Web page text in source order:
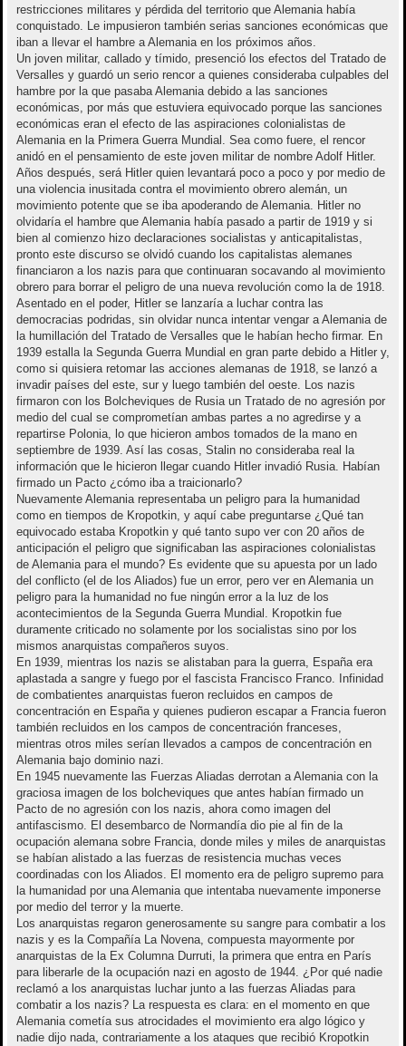
restricciones militares y pérdida del territorio que Alemania había
conquistado. Le impusieron también serias sanciones económicas que
iban a llevar el hambre a Alemania en los próximos años.
Un joven militar, callado y tímido, presenció los efectos del Tratado de
Versalles y guardó un serio rencor a quienes consideraba culpables del
hambre por la que pasaba Alemania debido a las sanciones
económicas, por más que estuviera equivocado porque las sanciones
económicas eran el efecto de las aspiraciones colonialistas de
Alemania en la Primera Guerra Mundial. Sea como fuere, el rencor
anidó en el pensamiento de este joven militar de nombre Adolf Hitler.
Años después, será Hitler quien levantará poco a poco y por medio de
una violencia inusitada contra el movimiento obrero alemán, un
movimiento potente que se iba apoderando de Alemania. Hitler no
olvidaría el hambre que Alemania había pasado a partir de 1919 y si
bien al comienzo hizo declaraciones socialistas y anticapitalistas,
pronto este discurso se olvidó cuando los capitalistas alemanes
financiaron a los nazis para que continuaran socavando al movimiento
obrero para borrar el peligro de una nueva revolución como la de 1918.
Asentado en el poder, Hitler se lanzaría a luchar contra las
democracias podridas, sin olvidar nunca intentar vengar a Alemania de
la humillación del Tratado de Versalles que le habían hecho firmar. En
1939 estalla la Segunda Guerra Mundial en gran parte debido a Hitler y,
como si quisiera retomar las acciones alemanas de 1918, se lanzó a
invadir países del este, sur y luego también del oeste. Los nazis
firmaron con los Bolcheviques de Rusia un Tratado de no agresión por
medio del cual se comprometían ambas partes a no agredirse y a
repartirse Polonia, lo que hicieron ambos tomados de la mano en
septiembre de 1939. Así las cosas, Stalin no consideraba real la
información que le hicieron llegar cuando Hitler invadió Rusia. Habían
firmado un Pacto ¿cómo iba a traicionarlo?
Nuevamente Alemania representaba un peligro para la humanidad
como en tiempos de Kropotkin, y aquí cabe preguntarse ¿Qué tan
equivocado estaba Kropotkin y qué tanto supo ver con 20 años de
anticipación el peligro que significaban las aspiraciones colonialistas
de Alemania para el mundo? Es evidente que su apuesta por un lado
del conflicto (el de los Aliados) fue un error, pero ver en Alemania un
peligro para la humanidad no fue ningún error a la luz de los
acontecimientos de la Segunda Guerra Mundial. Kropotkin fue
duramente criticado no solamente por los socialistas sino por los
mismos anarquistas compañeros suyos.
En 1939, mientras los nazis se alistaban para la guerra, España era
aplastada a sangre y fuego por el fascista Francisco Franco. Infinidad
de combatientes anarquistas fueron recluidos en campos de
concentración en España y quienes pudieron escapar a Francia fueron
también recluidos en los campos de concentración franceses,
mientras otros miles serían llevados a campos de concentración en
Alemania bajo dominio nazi.
En 1945 nuevamente las Fuerzas Aliadas derrotan a Alemania con la
graciosa imagen de los bolcheviques que antes habían firmado un
Pacto de no agresión con los nazis, ahora como imagen del
antifascismo. El desembarco de Normandía dio pie al fin de la
ocupación alemana sobre Francia, donde miles y miles de anarquistas
se habían alistado a las fuerzas de resistencia muchas veces
coordinadas con los Aliados. El momento era de peligro supremo para
la humanidad por una Alemania que intentaba nuevamente imponerse
por medio del terror y la muerte.
Los anarquistas regaron generosamente su sangre para combatir a los
nazis y es la Compañía La Novena, compuesta mayormente por
anarquistas de la Ex Columna Durruti, la primera que entra en París
para liberarle de la ocupación nazi en agosto de 1944. ¿Por qué nadie
reclamó a los anarquistas luchar junto a las fuerzas Aliadas para
combatir a los nazis? La respuesta es clara: en el momento en que
Alemania cometía sus atrocidades el movimiento era algo lógico y
nadie dijo nada, contrariamente a los ataques que recibió Kropotkin